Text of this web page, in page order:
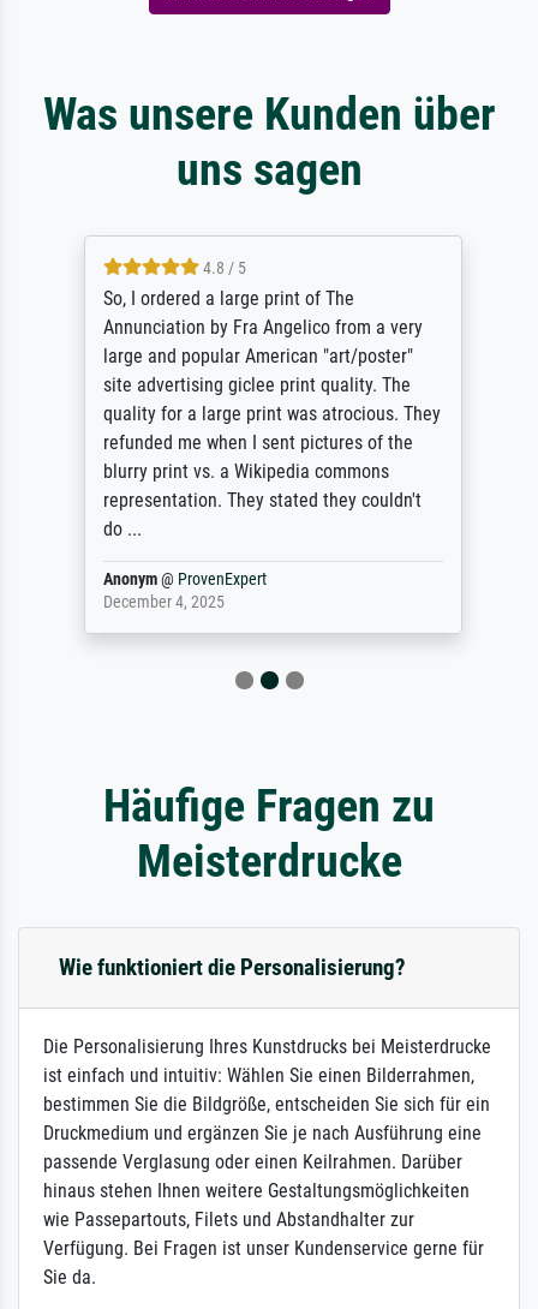
Was unsere Kunden über
uns sagen
4.8 / 5
So, I ordered a large print of The
Annunciation by Fra Angelico from a very
large and popular American "art/poster"
site advertising giclee print quality. The
quality for a large print was atrocious. They
refunded me when I sent pictures of the
blurry print vs. a Wikipedia commons
representation. They stated they couldn't
do ...
Anonym@ ProvenExpert
December 4, 2025
Häufige Fragen zu
Meisterdrucke
Wie funktioniert die Personalisierung?
Die Personalisierung Ihres Kunstdrucks bei Meisterdrucke
ist einfach und intuitiv: Wählen Sie einen Bilderrahmen,
bestimmen Sie die Bildgröße, entscheiden Sie sich für ein
Druckmedium und ergänzen Sie je nach Ausführung eine
passende Verglasung oder einen Keilrahmen. Darüber
hinaus stehen Ihnen weitere Gestaltungsmöglichkeiten
wie Passepartouts, Filets und Abstandhalter zur
Verfügung. Bei Fragen ist unser Kundenservice gerne für
Sie da.